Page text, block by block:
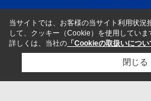
当サイトでは、お客様の当サイト利用状況
して、クッキー（Cookie）を使用していま
詳しくは、当社の 「Cookieの取扱いについ
閉じる